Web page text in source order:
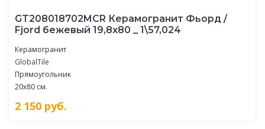
GT208018702MСR Керамогранит Фьорд /
Fjord бежевый 19,8x80 _ 1\57,024
Керамогранит
GlobalTile
Прямоугольник
20x80 см.
2 150 руб.